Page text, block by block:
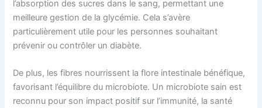
l’absorption des sucres dans le sang, permettant une
meilleure gestion de la glycémie. Cela s’avère
particulièrement utile pour les personnes souhaitant
prévenir ou contrôler un diabète.
De plus, les fibres nourrissent la flore intestinale bénéfique,
favorisant l’équilibre du microbiote. Un microbiote sain est
reconnu pour son impact positif sur l’immunité, la santé